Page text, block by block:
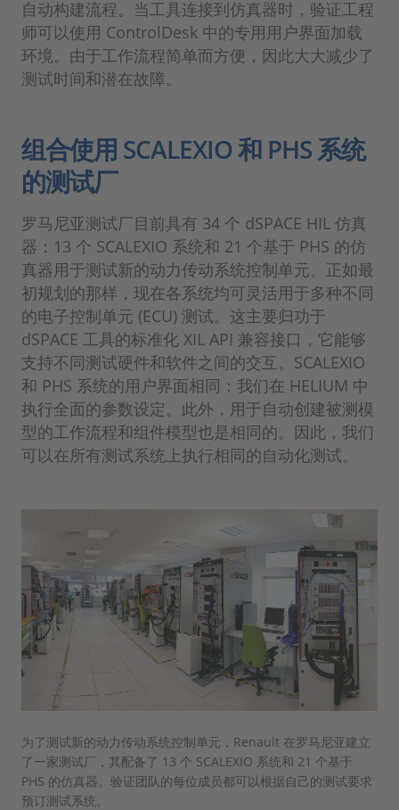
自动构建流程。当工具连接到仿真器时，验证工程
师可以使用 ControlDesk 中的专用用户界面加载
环境。由于工作流程简单而方便，因此大大减少了
测试时间和潜在故障。
组合使用 SCALEXIO 和 PHS 系统
的测试厂
罗马尼亚测试厂目前具有 34 个 dSPACE HIL 仿真
器：13 个 SCALEXIO 系统和 21 个基于 PHS 的仿
真器用于测试新的动力传动系统控制单元。正如最
初规划的那样，现在各系统均可灵活用于多种不同
的电子控制单元 (ECU) 测试。这主要归功于
dSPACE 工具的标准化 XIL API 兼容接口，它能够
支持不同测试硬件和软件之间的交互。SCALEXIO
和 PHS 系统的用户界面相同：我们在 HELIUM 中
执行全面的参数设定。此外，用于自动创建被测模
型的工作流程和组件模型也是相同的。因此，我们
可以在所有测试系统上执行相同的自动化测试。
为了测试新的动力传动系统控制单元，Renault 在罗马尼亚建立
了一家测试厂，其配备了 13 个 SCALEXIO 系统和 21 个基于
PHS 的仿真器。验证团队的每位成员都可以根据自己的测试要求
预订测试系统。